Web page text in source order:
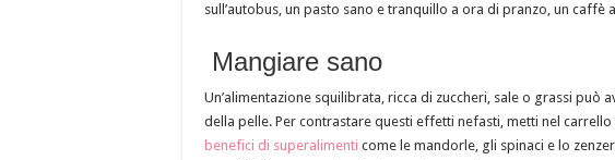
sull’autobus, un pasto sano e tranquillo a ora di pranzo, un caffè
Mangiare sano
Un’alimentazione squilibrata, ricca di zuccheri, sale o grassi può
della pelle. Per contrastare questi effetti nefasti, metti nel
benefici di superalimenti come le mandorle, gli spinaci e lo